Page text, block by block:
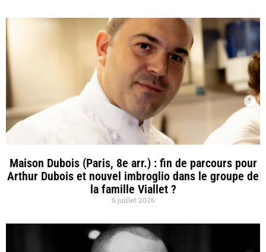
Maison Dubois (Paris, 8e arr.) : fin de parcours pour
Arthur Dubois et nouvel imbroglio dans le groupe de
la famille Viallet ?
6 juillet 2026